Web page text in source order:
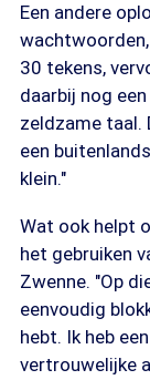
Een andere
30 tekens,
daarbij nog
zeldzame taal.
een
klein."
Wat ook helpt
het gebruiken
Zwenne. "Op
eenvoudig
hebt. Ik heb
vertrouwelijke